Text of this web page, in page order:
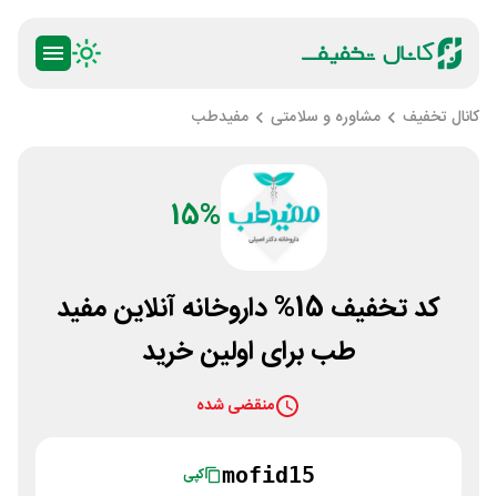
کانال تخفیف مشاوره و سلامتی مفیدطب
15%
کد تخفیف 15% داروخانه آنلاین مفید
طب برای اولین خرید
منقضی شده
mofid15 کپی